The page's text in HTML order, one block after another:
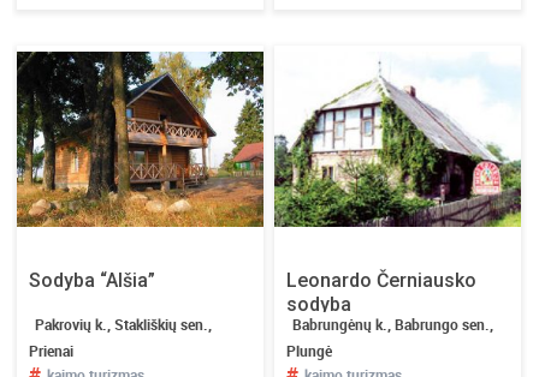
Sodyba “Alšia”
Pakrovių k., Stakliškių sen.,
Prienai
Leonardo Černiausko
sodyba
Babrungėnų k., Babrungo sen.,
Plungė